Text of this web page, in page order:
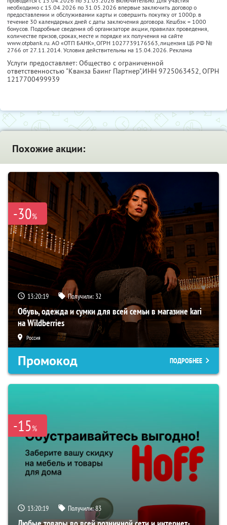
необходимо с 15.04.2026 по 31.05.2026 впервые заключить договор о
предоставлении и обслуживании карты и совершить покупку от 1000р. в
течение 30 календарных дней с даты заключения договора. Кешбэк = 1000
бонусов. Подробные сведения об организаторе акции, правилах проведения,
количестве призов, сроках, месте и порядке их получения на сайте
www.otpbank.ru. АО «ОТП БАНК», ОГРН 1027739176563, лицензия ЦБ РФ №
2766 от 27.11.2014. Условия действительны на 15.04.2026. Реклама
Услуги предоставляет: Общество с ограниченной
ответственностью "Кванза Баинг Партнер",ИНН 9725063452, ОГРН
1217700499939
Похожие акции:
-30%
13:20:19 Получили: 32
Обувь, одежда и сумки для всей семьи в магазине kari
на Wildberries
Россия
Промокод ПОДРОБНЕЕ
-15%
13:20:19 Получили:83